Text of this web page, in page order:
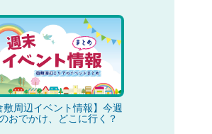
敷周辺イベント情報】今週
おでかけ、どこに行く？